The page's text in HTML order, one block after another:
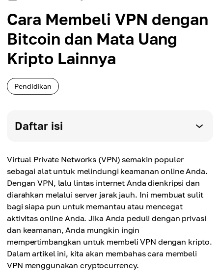
Cara Membeli VPN dengan
Bitcoin dan Mata Uang
Kripto Lainnya
Pendidikan
Daftar isi
Virtual Private Networks (VPN) semakin populer
sebagai alat untuk melindungi keamanan online Anda.
Dengan VPN, lalu lintas internet Anda dienkripsi dan
diarahkan melalui server jarak jauh. Ini membuat sulit
bagi siapa pun untuk memantau atau mencegat
aktivitas online Anda. Jika Anda peduli dengan privasi
dan keamanan, Anda mungkin ingin
mempertimbangkan untuk membeli VPN dengan kripto.
Dalam artikel ini, kita akan membahas cara membeli
VPN menggunakan cryptocurrency.